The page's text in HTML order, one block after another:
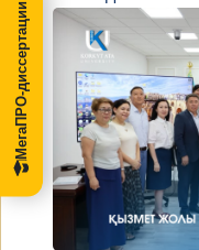
МегаПРО-диссертации